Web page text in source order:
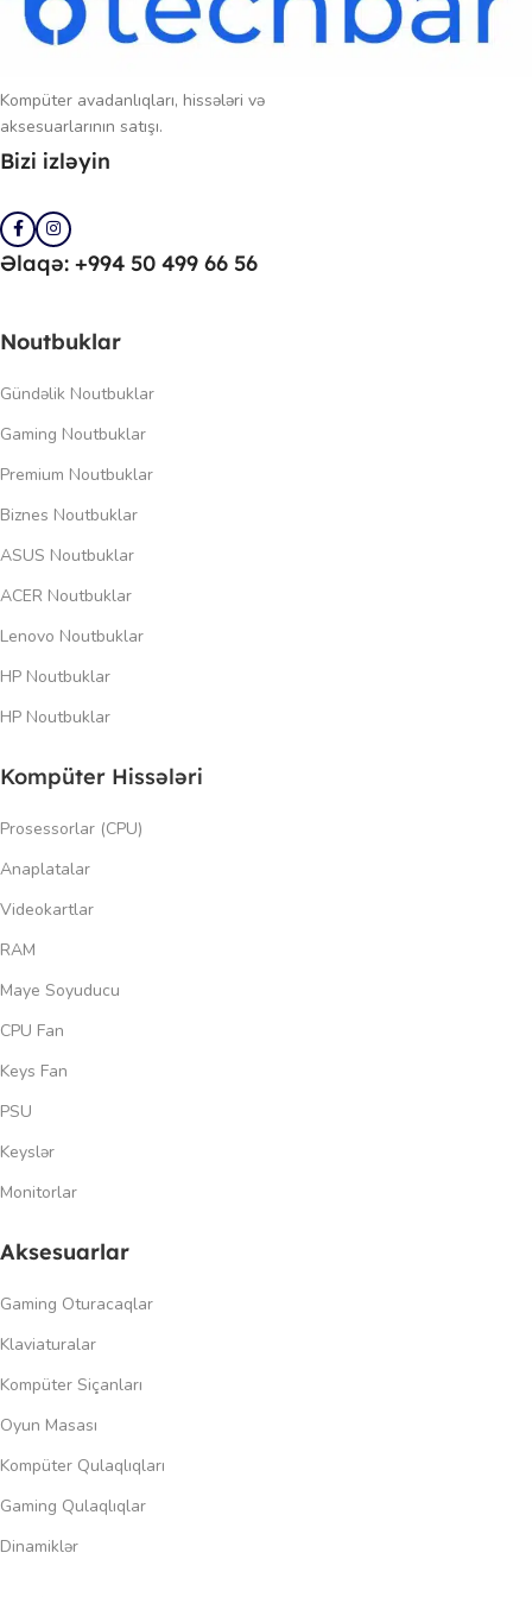
Kompüter avadanlıqları, hissələri və
aksesuarlarının satışı.
Bizi izləyin
Əlaqə: +994 50 499 66 56
Noutbuklar
Gündəlik Noutbuklar
Gaming Noutbuklar
Premium Noutbuklar
Biznes Noutbuklar
ASUS Noutbuklar
ACER Noutbuklar
Lenovo Noutbuklar
HP Noutbuklar
HP Noutbuklar
Kompüter Hissələri
Prosessorlar (CPU)
Anaplatalar
Videokartlar
RAM
Maye Soyuducu
CPU Fan
Keys Fan
PSU
Keyslər
Monitorlar
Aksesuarlar
Gaming Oturacaqlar
Klaviaturalar
Kompüter Siçanları
Oyun Masası
Kompüter Qulaqlıqları
Gaming Qulaqlıqlar
Dinamiklər